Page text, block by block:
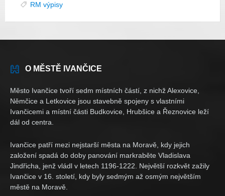
RM výpisy
O MĚSTĚ IVANČICE
Město Ivančice tvoří sedm místních částí, z nichž Alexovice,
Němčice a Letkovice jsou stavebně spojeny s vlastními
Ivančicemi a místní části Budkovice, Hrubšice a Řeznovice leží
dál od centra.
Ivančice patří mezi nejstarší města na Moravě, kdy jejich
založení spadá do doby panování markraběte Vladislava
Jindřicha, jenž vládl v letech 1196-1222. Největší rozkvět zažily
Ivančice v 16. století, kdy byly sedmým až osmým největším
městě na Moravě.